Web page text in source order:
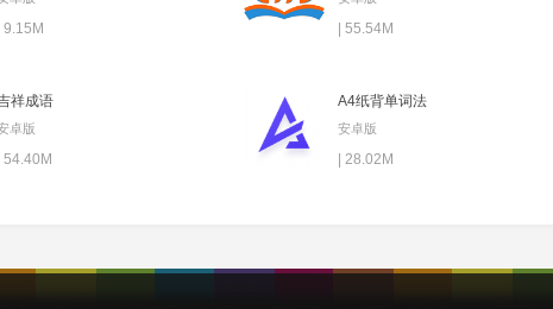
| 9.15M | 55.54M
祥成语
卓版
| 54.40M
A4纸背单词法
安卓版
| 28.02M